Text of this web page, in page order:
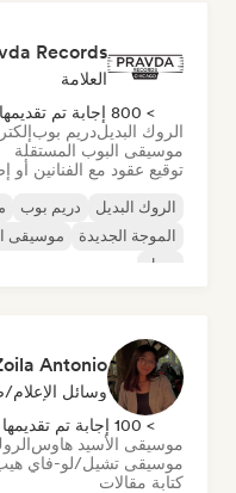
Records
العلامة
> 800 إجابة تم تقديمها
الروك البديلدريم بوب
موسيقى البوب المستقلة
توقيع عقود مع الفنانين أو
الروك البديل دريم بوب
الموجة الجديدة
موسيقى
سول
Antonio
وسائل
> 100 إجابة تم تقديمها
موسيقى الأسيد هاوس
موسيقى تشيل/لو-فاي
كتابة مقالات